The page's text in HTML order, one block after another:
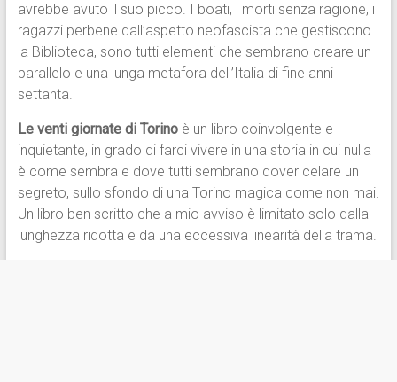
avrebbe avuto il suo picco. I boati, i morti senza ragione, i
ragazzi perbene dall’aspetto neofascista che gestiscono
la Biblioteca, sono tutti elementi che sembrano creare un
parallelo e una lunga metafora dell’Italia di fine anni
settanta.
Le venti giornate di Torinoè un libro coinvolgente e
inquietante, in grado di farci vivere in una storia in cui nulla
è come sembra e dove tutti sembrano dover celare un
segreto, sullo sfondo di una Torino magica come non mai.
Un libro ben scritto che a mio avviso è limitato solo dalla
lunghezza ridotta e da una eccessiva linearità della trama.